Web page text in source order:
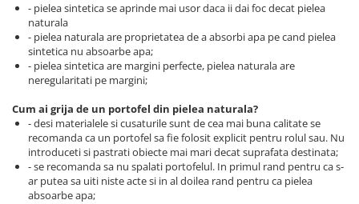
- pielea sintetica se aprinde mai usor daca ii dai foc decat pielea
naturala
- pielea naturala are proprietatea de a absorbi apa pe cand pielea
sintetica nu absoarbe apa;
- pielea sintetica are margini perfecte, pielea naturala are
neregularitati pe margini;
Cum ai grija de un portofel din pielea naturala?
- desi materialele si cusaturile sunt de cea mai buna calitate se
recomanda ca un portofel sa fie folosit explicit pentru rolul sau. Nu
introduceti si pastrati obiecte mai mari decat suprafata destinata;
- se recomanda sa nu spalati portofelul. In primul rand pentru ca s-
ar putea sa uiti niste acte si in al doilea rand pentru ca pielea
absoarbe apa;